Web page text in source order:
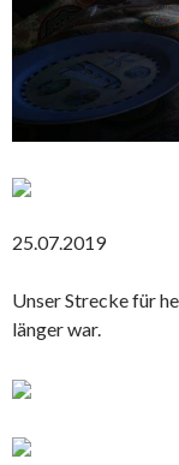
25.07.2019
Unser Strecke für
länger war.